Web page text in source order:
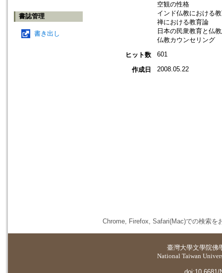
書誌管理
書き出し
空観の性格
インド仏教における
禅における教育論
日本の民衆教育と仏
仏教カウンセリング
ヒット数
601
作成日 2008.05.22
Chrome, Firefox, Safari(Mac)での検索を
臺灣大學文學院佛
National Taiwan